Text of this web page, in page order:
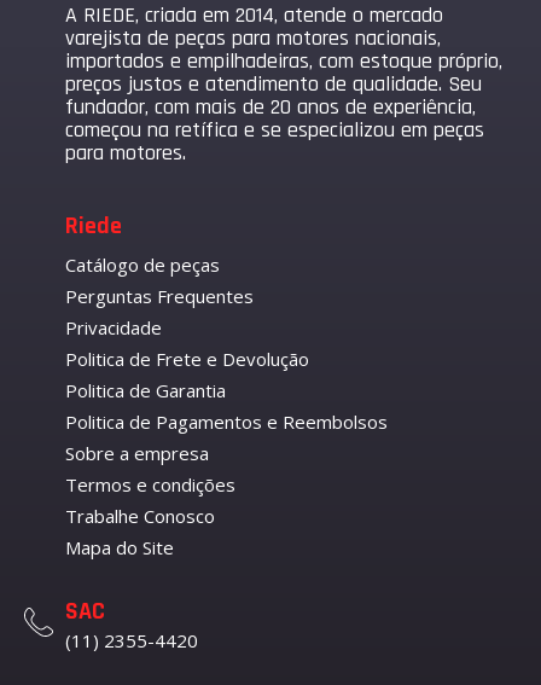
A RIEDE, criada em 2014, atende o mercado
varejista de peças para motores nacionais,
importados e empilhadeiras, com estoque próprio,
preços justos e atendimento de qualidade. Seu
fundador, com mais de 20 anos de experiência,
começou na retífica e se especializou em peças
para motores.
Riede
Catálogo de peças
Perguntas Frequentes
Privacidade
Politica de Frete e Devolução
Politica de Garantia
Politica de Pagamentos e Reembolsos
Sobre a empresa
Termos e condições
Trabalhe Conosco
Mapa do Site
SAC
(11) 2355-4420